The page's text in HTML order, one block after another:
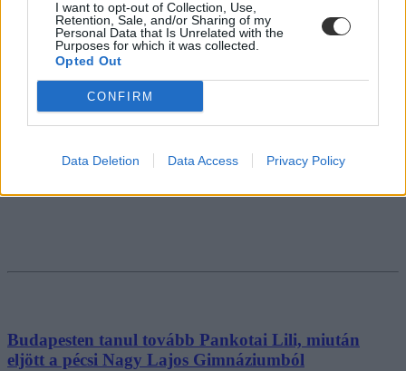
I want to opt-out of Collection, Use,
Retention, Sale, and/or Sharing of my
Personal Data that Is Unrelated with the
Purposes for which it was collected.
Opted Out
CONFIRM
Data Deletion Data Access Privacy Policy
Budapesten tanul tovább Pankotai Lili, miután
eljött a pécsi Nagy Lajos Gimnáziumból